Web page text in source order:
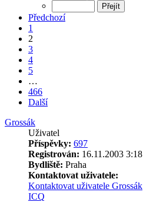
Předchozí
1
2
3
4
5
…
466
Další
Grossák
Uživatel
Příspěvky: 697
Registrován: 16.11.2003 3:18
Bydliště: Praha
Kontaktovat uživatele:
Kontaktovat uživatele Grossák
ICQ